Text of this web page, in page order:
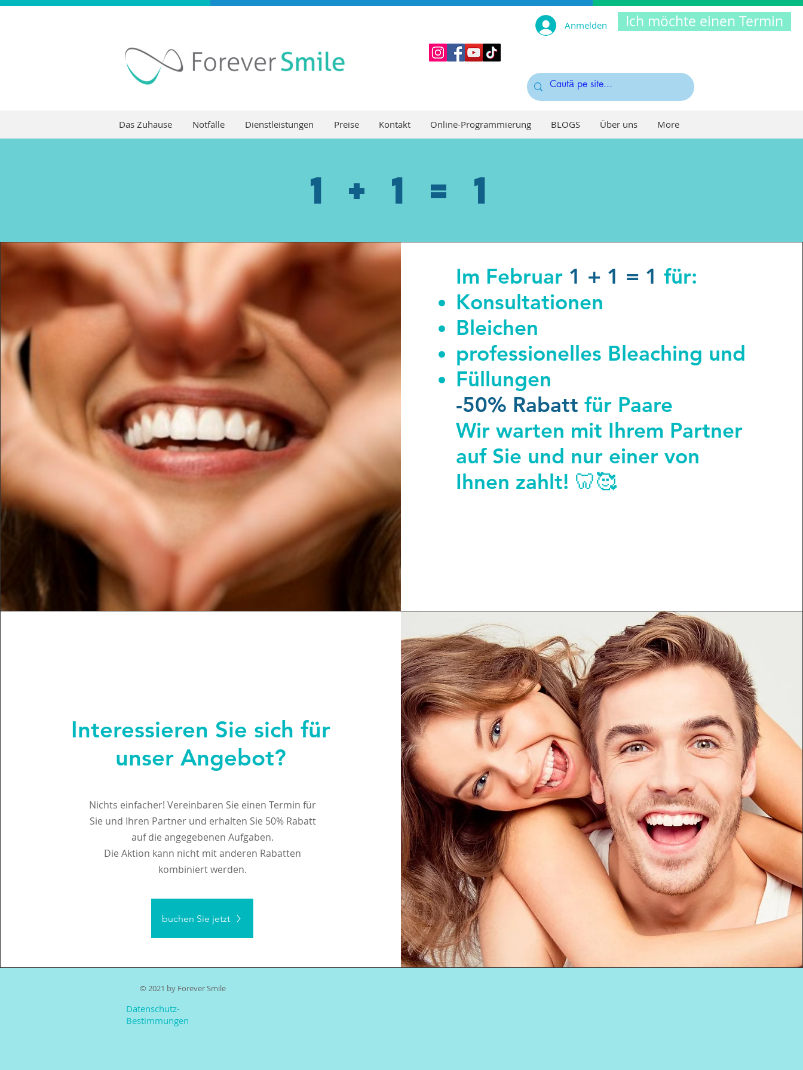
Ich möchte einen Termin
Anmelden
Das Zuhause Notfälle Dienstleistungen Preise Kontakt Online-Programmierung BLOGS Über uns More
1 + 1 = 1
Im Februar 1 + 1 = 1 für:
Konsultationen
Bleichen
professionelles Bleaching und
Füllungen
-50% Rabatt für Paare
Wir warten mit Ihrem Partner
auf Sie und nur einer von
Ihnen zahlt! 🦷🥰
Interessieren Sie sich für
unser Angebot?
Nichts einfacher! Vereinbaren Sie einen Termin für
Sie und Ihren Partner und erhalten Sie 50% Rabatt
auf die angegebenen Aufgaben.
Die Aktion kann nicht mit anderen Rabatten
kombiniert werden.
buchen Sie jetzt
© 2021 by Forever Smile
Datenschutz-
Bestimmungen